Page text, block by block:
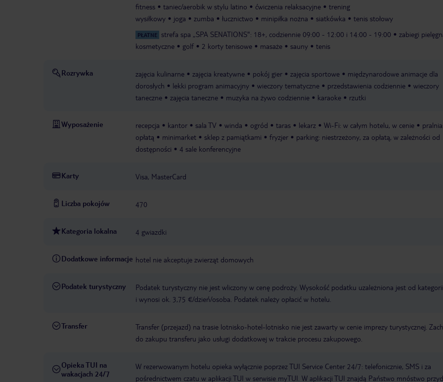
fitness
taniec/aerobik w stylu latino ćwiczenia relaksacyjne
trening
wysiłkowy
joga zumba łucznictwo minipiłka nożna siatkówka tenis stołowy
PŁATNE strefa spa „SPA SENATIONS": 18+, codziennie 09:00 - 12:00 i 14:00 - 19:00
zabiegi
kosmetyczne
golf 2 korty tenisowe masaże sauny tenis
Rozrywka zajęcia kulinarne zajęcia kreatywne pokój gier zajęcia sportowe
międzynarodowe animacje dla
dorosłych
lekki program animacyjny wieczory tematyczne przedstawienia codziennie
wieczory
taneczne
zajęcia taneczne muzyka na żywo codziennie karaoke rzutki
Wyposażenie recepcja kantor sala TV winda ogród taras lekarz Wi-Fi: w całym hotelu, w cenie
opłatą
minimarket sklep z pamiątkami fryzjer
parking: niestrzeżony, za opłatą, w zależności od
dostępności
4 sale konferencyjne
Karty Visa, MasterCard
Liczba pokojów 470
Kategoria lokalna 4 gwiazdki
Dodatkowe informacje hotel nie akceptuje zwierząt domowych
Podatek turystyczny
Podatek turystyczny nie jest wliczony w cenę podroży. Wysokość podatku uzależniona jest od
i wynosi ok. 3,75 €/dzień/osoba. Podatek należy opłacić w hotelu.
Transfer
Transfer (przejazd) na trasie lotnisko-hotel-lotnisko nie jest zawarty w cenie imprezy turystycznej.
do zakupu transferu jako usługi dodatkowej w trakcie procesu zakupowego.
Opieka TUI na
wakacjach 24/7
W rezerwowanym hotelu opieka wyłącznie poprzez TUI Service Center 24/7: telefonicznie, SMS i za
pośrednictwem czatu w aplikacji TUI w serwisie myTUI. W aplikacji TUI znajdą Państwo mnóstwo